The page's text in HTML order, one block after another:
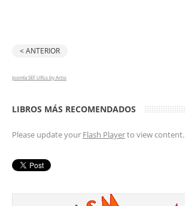
< ANTERIOR
Joomla SEF URLs by Artio
LIBROS MÁS RECOMENDADOS
Please update your Flash Playerto view content.